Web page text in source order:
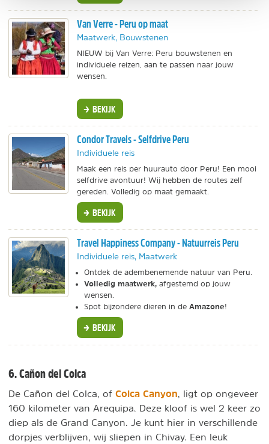
Van Verre - Peru op maat
Maatwerk, Bouwstenen
NIEUW bij Van Verre: Peru bouwstenen en
individuele reizen, aan te passen naar jouw
wensen.
BEKIJK
Condor Travels - Selfdrive Peru
Individuele reis
Maak een reis per huurauto door Peru! Een mooi
selfdrive avontuur! Wij hebben de routes zelf
gereden. Volledig op maat gemaakt.
BEKIJK
Travel Happiness Company - Natuurreis Peru
Individuele reis, Maatwerk
Ontdek de adembenemende natuur van Peru.
Volledig maatwerk, afgestemd op jouw
wensen.
Spot bijzondere dieren in de Amazone!
BEKIJK
6. Cañon del Colca
De Cañon del Colca, of Colca Canyon , ligt op ongeveer
160 kilometer van Arequipa. Deze kloof is wel 2 keer zo
diep als de Grand Canyon. Je kunt hier in verschillende
dorpjes verblijven, wij sliepen in Chivay. Een leuk